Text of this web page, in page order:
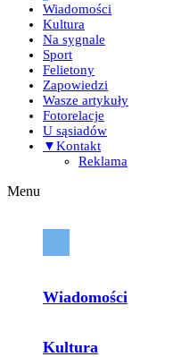
Wiadomości
Kultura
Na sygnale
Sport
Felietony
Zapowiedzi
Wasze artykuły
Fotorelacje
U sąsiadów
▼Kontakt
Reklama
Menu
Wiadomości
Kultura